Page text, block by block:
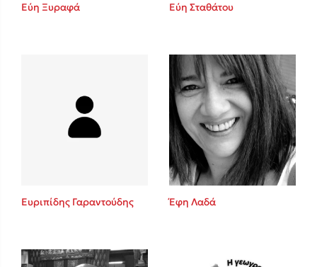
Εύη Ξυραφά Εύη Σταθάτου
Ευριπίδης Γαραντούδης Έφη Λαδά